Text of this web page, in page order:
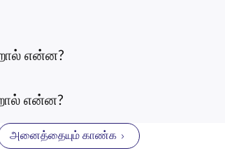
என்ன?
என்ன?
அனைத்தையும் காண்க